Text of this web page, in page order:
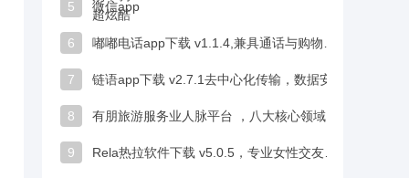
5 微信app
6
7
8
9